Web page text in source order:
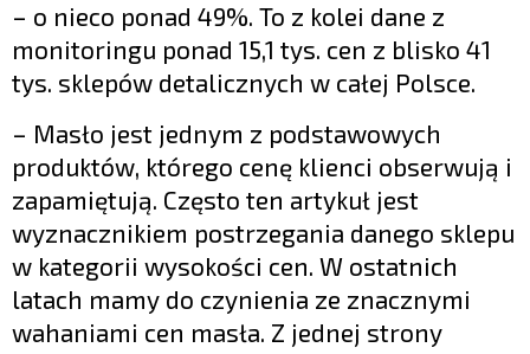
– o nieco ponad 49%. To z kolei dane z
monitoringu ponad 15,1 tys. cen z blisko 41
tys. sklepów detalicznych w całej Polsce.
– Masło jest jednym z podstawowych
produktów, którego cenę klienci obserwują i
zapamiętują. Często ten artykuł jest
wyznacznikiem postrzegania danego sklepu
w kategorii wysokości cen. W ostatnich
latach mamy do czynienia ze znacznymi
wahaniami cen masła. Z jednej strony